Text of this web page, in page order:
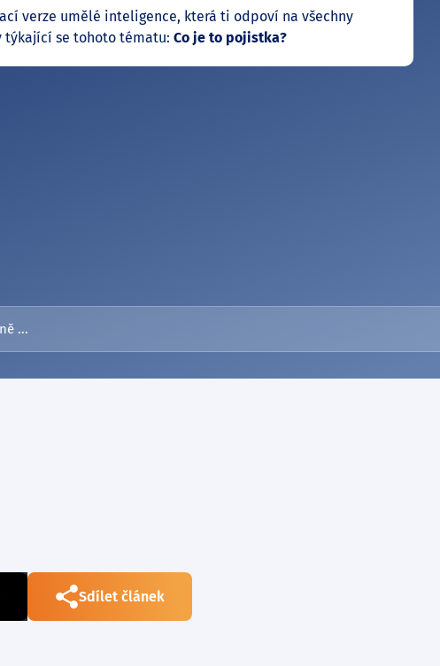
verze umělé inteligence, která ti odpoví na všechny
týkající se tohoto tématu: Co je to pojistka?
Sdílet článek